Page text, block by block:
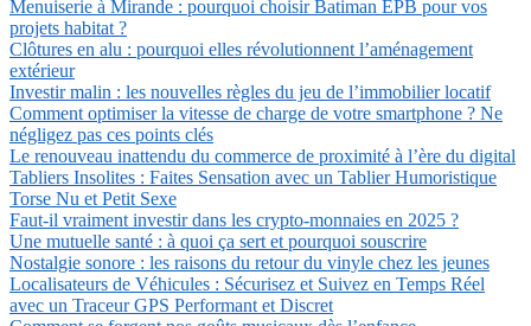
Menuiserie à Mirande : pourquoi choisir Batiman EPB pour vos
projets habitat ?
Clôtures en alu : pourquoi elles révolutionnent l’aménagement
extérieur
Investir malin : les nouvelles règles du jeu de l’immobilier locatif
Comment optimiser la vitesse de charge de votre smartphone ? Ne
négligez pas ces points clés
Le renouveau inattendu du commerce de proximité à l’ère du digital
Tabliers Insolites : Faites Sensation avec un Tablier Humoristique
Torse Nu et Petit Sexe
Faut-il vraiment investir dans les crypto-monnaies en 2025 ?
Une mutuelle santé : à quoi ça sert et pourquoi souscrire
Nostalgie sonore : les raisons du retour du vinyle chez les jeunes
Localisateurs de Véhicules : Sécurisez et Suivez en Temps Réel
avec un Traceur GPS Performant et Discret